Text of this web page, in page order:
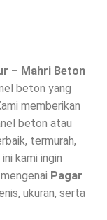
– Mahri Beton
beton yang
memberikan
beton atau
termurah,
kami ingin
Pagar
ukuran, serta